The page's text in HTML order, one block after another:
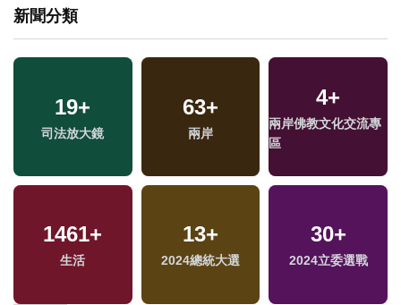
新聞分類
19+
司法放大鏡
63+
兩岸
4+
兩岸佛教文化交流專
區
1461+
生活
13+
2024總統大選
30+
2024立委選戰